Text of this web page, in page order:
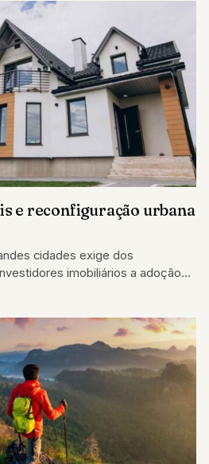
e reconfiguração urbana
cidades exige dos
imobiliários a adoção